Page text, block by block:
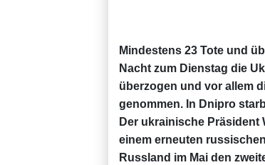
Mindestens 23 Tote und
Nacht zum Dienstag die
überzogen und vor allem
genommen. In Dnipro
Der ukrainische Präsident
einem erneuten
Russland im Mai den